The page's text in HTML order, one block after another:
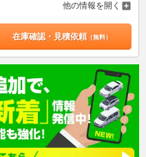
他の情報を開く
在庫確認・見積依頼（無料）